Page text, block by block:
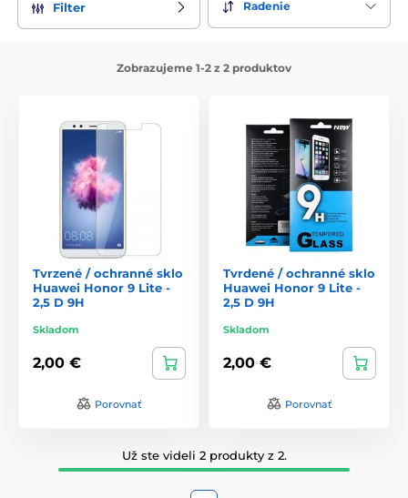
Filter Radenie
Zobrazujeme 1-2 z 2 produktov
Tvrzené / ochranné sklo
Huawei Honor 9 Lite -
2,5 D 9H
Skladom
2,00 €
Porovnať
Tvrdené / ochranné sklo
Huawei Honor 9 Lite -
2,5 D 9H
Skladom
2,00 €
Porovnať
Už ste videli 2 produkty z 2.